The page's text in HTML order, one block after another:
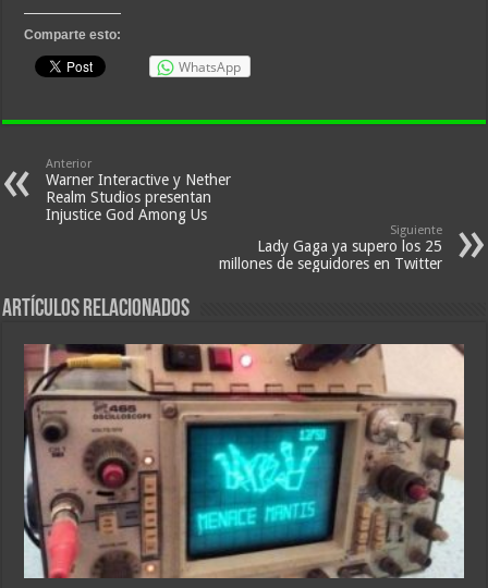
Comparte esto:
WhatsApp
Anterior
Warner Interactive y Nether
Realm Studios presentan
Injustice God Among Us
Siguiente
Lady Gaga ya supero los 25
millones de seguidores en Twitter
Artículos relacionados